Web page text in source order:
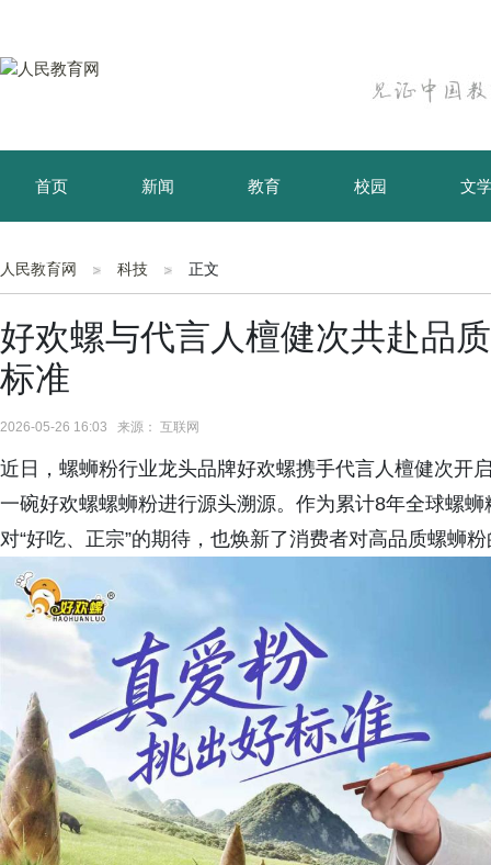
首页 新闻 教育 校园 文
育儿 资讯
人民教育网 科技 正文
好欢螺与代言人檀健次共赴品
标准
2026-05-26 16:03 来源： 互联网
近日，螺蛳粉行业龙头品牌好欢螺携手代言人檀健次开
一碗好欢螺螺蛳粉进行源头溯源。作为累计8年全球螺
对“好吃、正宗”的期待，也焕新了消费者对高品质螺蛳